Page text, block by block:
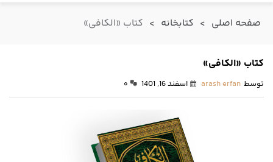
صفحه اصلی > کتابخانه > کتاب «الکافی»
کتاب «الکافی»
توسط arash erfan اسفند 16, 1401 ۰